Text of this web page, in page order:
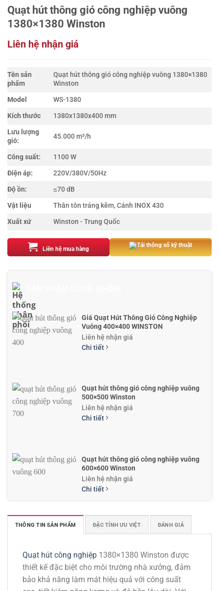
Quạt hút thông gió công nghiệp vuông
1380×1380 Winston
Liên hệ nhận giá
Tên sản
phẩm
Quạt hút thông gió công nghiệp vuông 1380×1380
Winston
Model
WS-1380
Kích thước
1380x1380x400 mm
Lưu lượng
gió:
45.000 m³/h
Công suất:
1100 W
Điện áp:
220V/380V/50Hz
Độ ồn:
≤70 dB
Vật liệu
Thân tôn tráng kẽm, Cánh INOX 430
Xuất xứ
Winston - Trung Quốc
Liên hệ mua hàng
Tải thông số kỹ thuật
Giá Quạt Hút Thông Gió Công Nghiệp
Vuông 400×400 WINSTON
Liên hệ nhận giá
Chi tiết
Quạt hút thông gió công nghiệp vuông
500×500 Winston
Liên hệ nhận giá
Chi tiết
Quạt hút thông gió công nghiệp vuông
600×600 Winston
Liên hệ nhận giá
Chi tiết
Quạt hút thông gió công nghiệp vuông
Chi tiết
THÔNG TIN SẢN PHẨM ĐẶC TÍNH ƯU VIỆT ĐÁNH GIÁ
Quạt hút công nghiệp 1380×1380 Winston được
thiết kế đặc biệt cho môi trường nhà xưởng, đảm
bảo khả năng làm mát hiệu quả với công suất